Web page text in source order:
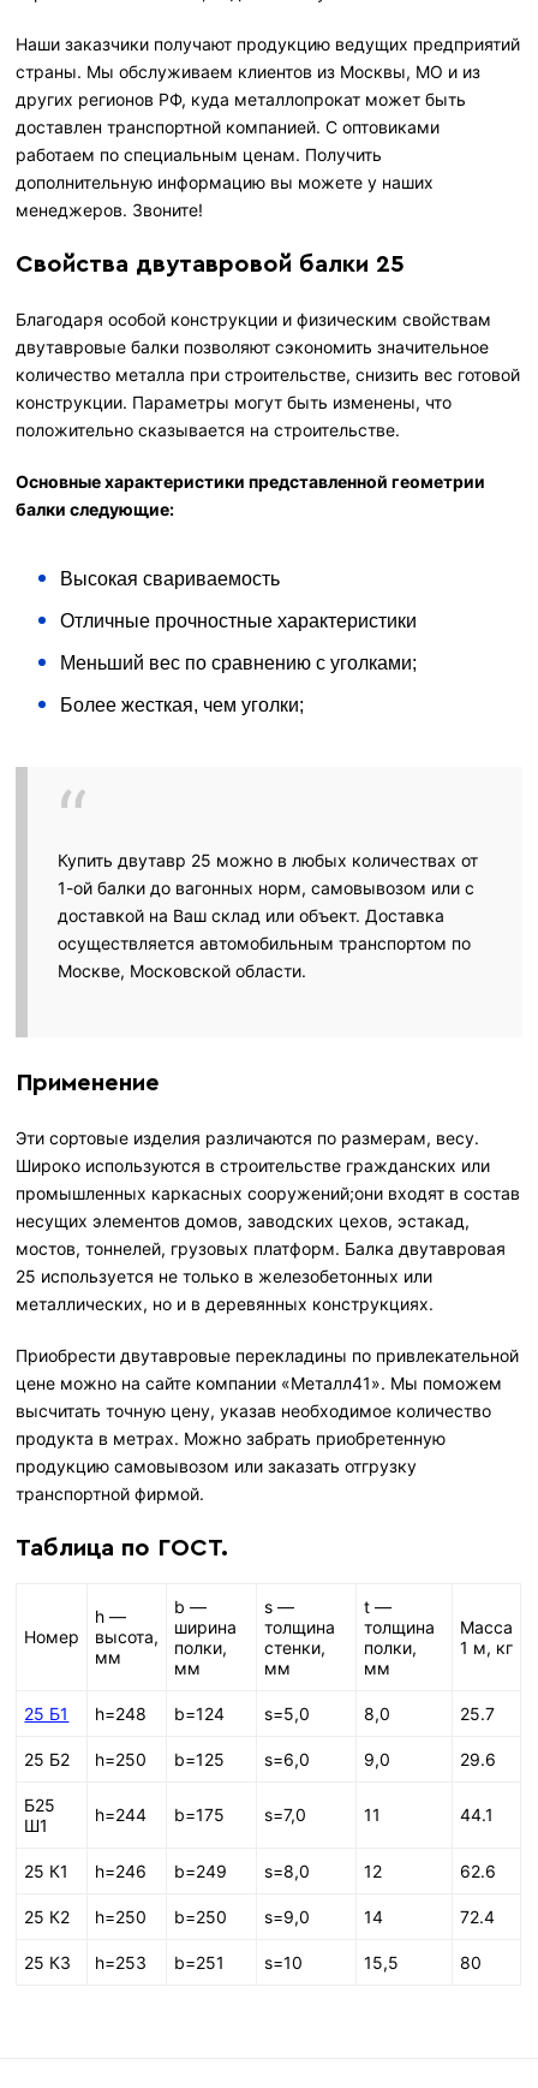
Наши заказчики получают продукцию ведущих предприятий
страны. Мы обслуживаем клиентов из Москвы, МО и из
других регионов РФ, куда металлопрокат может быть
доставлен транспортной компанией. С оптовиками
работаем по специальным ценам. Получить
дополнительную информацию вы можете у наших
менеджеров. Звоните!
Свойства двутавровой балки 25
Благодаря особой конструкции и физическим свойствам
двутавровые балки позволяют сэкономить значительное
количество металла при строительстве, снизить вес готовой
конструкции. Параметры могут быть изменены, что
положительно сказывается на строительстве.
Основные характеристики представленной геометрии
балки следующие:
Высокая свариваемость
Отличные прочностные характеристики
Меньший вес по сравнению с уголками;
Более жесткая, чем уголки;
Купить двутавр 25 можно в любых количествах от
1-ой балки до вагонных норм, самовывозом или с
доставкой на Ваш склад или объект. Доставка
осуществляется автомобильным транспортом по
Москве, Московской области.
Применение
Эти сортовые изделия различаются по размерам, весу.
Широко используются в строительстве гражданских или
промышленных каркасных сооружений;они входят в состав
несущих элементов домов, заводских цехов, эстакад,
мостов, тоннелей, грузовых платформ. Балка двутавровая
25 используется не только в железобетонных или
металлических, но и в деревянных конструкциях.
Приобрести двутавровые перекладины по привлекательной
цене можно на сайте компании «Металл41». Мы поможем
высчитать точную цену, указав необходимое количество
продукта в метрах. Можно забрать приобретенную
продукцию самовывозом или заказать отгрузку
транспортной фирмой.
Таблица по ГОСТ.
Номер
h —
высота,
мм
b —
ширина
полки,
мм
s —
толщина
стенки,
мм
t—
толщина
полки,
мм
Масса
1 м, кг
25 Б1 h=248 b=124 s=5,0 8,0 25.7
25 Б2 h=250 b=125 s=6,0 9,0 29.6
Б25
Ш1
h=244 b=175 s=7,0 11 44.1
25 К1 h=246 b=249 s=8,0 12 62.6
25 К2 h=250 b=250 s=9,0 14 72.4
25 К3 h=253 b=251 s=10 15,5 80